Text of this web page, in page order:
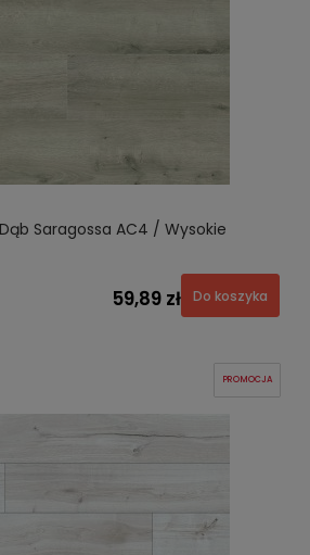
Saragossa AC4 / Wysokie
59,89 zł Do koszyka
PROMOCJA